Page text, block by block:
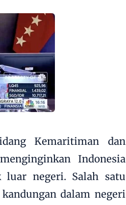
Kemaritiman dan
Indonesia
luar negeri. Salah satu
dalam negeri